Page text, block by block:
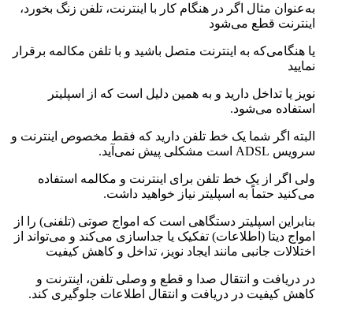
به‌عنوان مثال اگر در هنگام کار با اینترنت، تلفن زنگ بخورد،
اینترنت قطع می‌شود
یا هنگامی‌که به اینترنت متصل باشید و با تلفن مکالمه برقرار
نمایید
نویز یا تداخل دارید و به همین دلیل است که از اسپلیتر
استفاده می‌شود.
البته اگر شما یک خط تلفن دارید که فقط مخصوص اینترنت و
سرویس ADSL است مشکلی پیش نمی‌آید.
ولی اگر از یک خط تلفن برای اینترنت و مکالمه استفاده
می‌کنید حتماً به اسپلیتر نیاز خواهید داشت.
بنابراین اسپلیتر دستگاهی است که امواج صوتی (تلفنی) را از
امواج دیتا (اطلاعات) تفکیک یا جداسازی می‌کند و می‌تواند از
اختلالات جانبی مانند ایجاد نویز، تداخل و کاهش کیفیت
در دریافت و انتقال صدا و قطع و وصلی تلفن، اینترنت و
کاهش کیفیت در دریافت و انتقال اطلاعات جلوگیری کند.